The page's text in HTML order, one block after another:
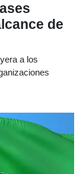
de
a los